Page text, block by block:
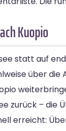
Kuopio
statt auf
über die
zurück –
erreicht: